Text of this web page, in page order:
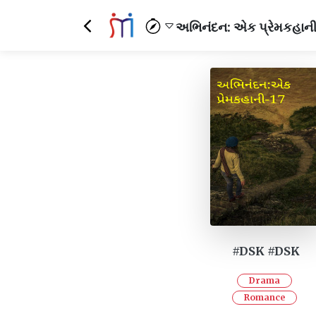
અભિનંદન: એક
#DSK #DSK
Drama
Romance